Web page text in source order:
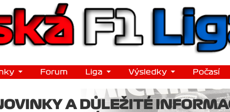
Forum Liga Výsledky Počasí
A DŮLEŽITÉ